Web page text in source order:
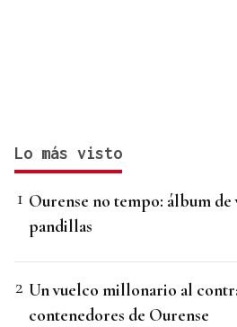
Lo más visto
Ourense no tempo: álbum de
pandillas
Un vuelco millonario al
contenedores de Ourense